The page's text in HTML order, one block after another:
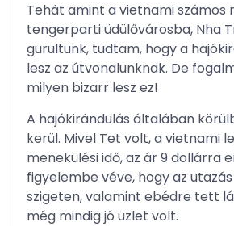
Tehát amint a vietnami számos
tengerparti üdülővárosba, Nha
gurultunk, tudtam, hogy a
lesz az útvonalunknak. De
milyen bizarr lesz ez!
A hajókirándulás általában
kerül. Mivel Tet volt, a vietnami
menekülési idő, az ár 9 dollárra
figyelembe véve, hogy az
szigeten, valamint ebédre tett
még mindig jó üzlet volt.